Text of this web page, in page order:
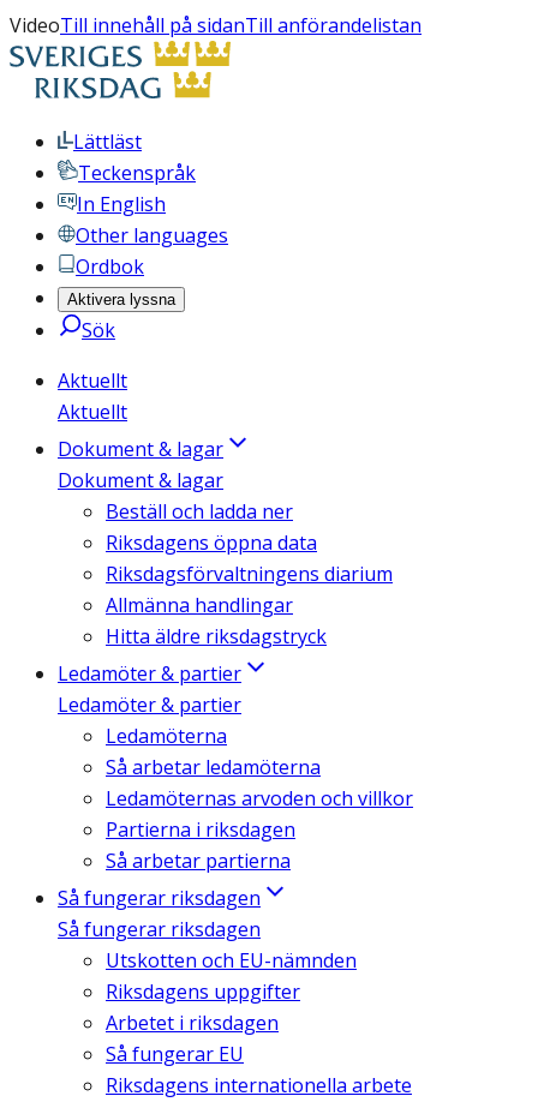
VideoTill innehåll på sidanTill anförandelistan
Lättläst
Teckenspråk
In English
Other languages
Ordbok
Aktivera lyssna
Sök
Aktuellt
Aktuellt
Dokument & lagar
Dokument & lagar
Beställ och ladda ner
Riksdagens öppna data
Riksdagsförvaltningens diarium
Allmänna handlingar
Hitta äldre riksdagstryck
Ledamöter & partier
Ledamöter & partier
Ledamöterna
Så arbetar ledamöterna
Ledamöternas arvoden och villkor
Partierna i riksdagen
Så arbetar partierna
Så fungerar riksdagen
Så fungerar riksdagen
Utskotten och EU-nämnden
Riksdagens uppgifter
Arbetet i riksdagen
Så fungerar EU
Riksdagens internationella arbete